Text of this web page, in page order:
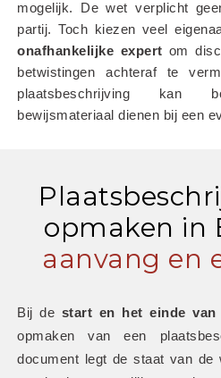
mogelijk. De wet verplicht
onafhankelijke expert om
betwistingen achteraf te
plaatsbeschrijving kan
bewijsmateriaal dienen bij een
opmaken in
aanvang en
Bij de start en het einde van
opmaken van een
document legt de staat van de